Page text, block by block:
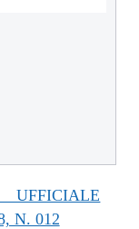
N. 012